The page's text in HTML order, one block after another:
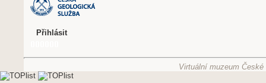
Přihlásit
Virtuální muzeum